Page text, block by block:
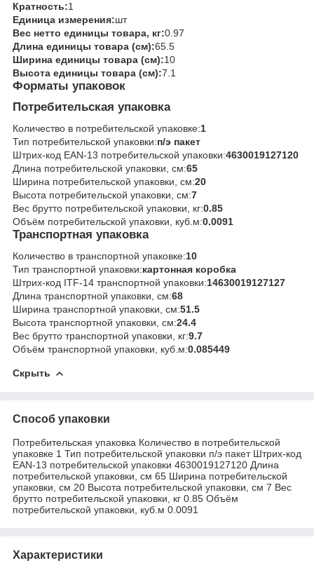
Кратность:1
Единица измерения:шт
Вес нетто единицы товара, кг:0.97
Длина единицы товара (см):65.5
Ширина единицы товара (см):10
Высота единицы товара (см):7.1
Форматы упаковок
Потребительская упаковка
Количество в потребительской упаковке:1
Тип потребительской упаковки:п/э пакет
Штрих-код EAN-13 потребительской упаковки:4630019127120
Длина потребительской упаковки, см:65
Ширина потребительской упаковки, см:20
Высота потребительской упаковки, см:7
Вес брутто потребительской упаковки, кг:0.85
Объём потребительской упаковки, куб.м:0.0091
Транспортная упаковка
Количество в транспортной упаковке:10
Тип транспортной упаковки:картонная коробка
Штрих-код ITF-14 транспортной упаковки:14630019127127
Длина транспортной упаковки, см:68
Ширина транспортной упаковки, см:51.5
Высота транспортной упаковки, см:24.4
Вес брутто транспортной упаковки, кг:9.7
Объём транспортной упаковки, куб.м:0.085449
Скрыть
Способ упаковки
Потребительская упаковка Количество в потребительской
упаковке 1 Тип потребительской упаковки п/э пакет Штрих-код
EAN-13 потребительской упаковки 4630019127120 Длина
потребительской упаковки, см 65 Ширина потребительской
упаковки, см 20 Высота потребительской упаковки, см 7 Вес
брутто потребительской упаковки, кг 0.85 Объём
потребительской упаковки, куб.м 0.0091
Характеристики